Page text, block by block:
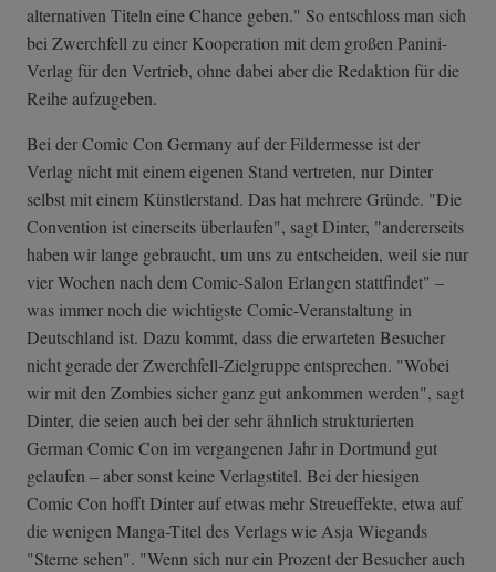
alternativen Titeln eine Chance geben." So entschloss man sich
bei Zwerchfell zu einer Kooperation mit dem großen Panini-
Verlag für den Vertrieb, ohne dabei aber die Redaktion für die
Reihe aufzugeben.
Bei der Comic Con Germany auf der Fildermesse ist der
Verlag nicht mit einem eigenen Stand vertreten, nur Dinter
selbst mit einem Künstlerstand. Das hat mehrere Gründe. "Die
Convention ist einerseits überlaufen", sagt Dinter, "andererseits
haben wir lange gebraucht, um uns zu entscheiden, weil sie nur
vier Wochen nach dem Comic-Salon Erlangen stattfindet" –
was immer noch die wichtigste Comic-Veranstaltung in
Deutschland ist. Dazu kommt, dass die erwarteten Besucher
nicht gerade der Zwerchfell-Zielgruppe entsprechen. "Wobei
wir mit den Zombies sicher ganz gut ankommen werden", sagt
Dinter, die seien auch bei der sehr ähnlich strukturierten
German Comic Con im vergangenen Jahr in Dortmund gut
gelaufen – aber sonst keine Verlagstitel. Bei der hiesigen
Comic Con hofft Dinter auf etwas mehr Streueffekte, etwa auf
die wenigen Manga-Titel des Verlags wie Asja Wiegands
"Sterne sehen". "Wenn sich nur ein Prozent der Besucher auch